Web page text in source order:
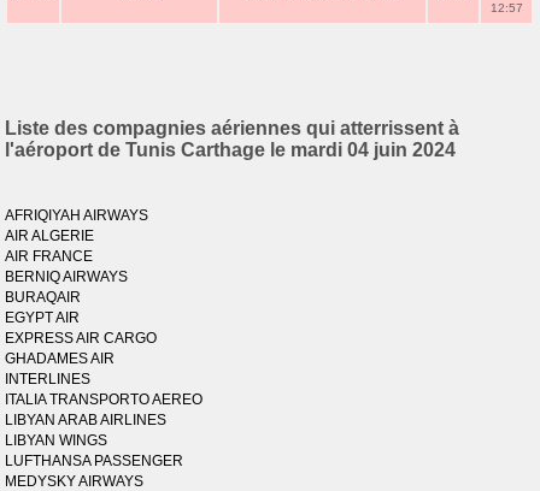
12:57
Liste des compagnies aériennes qui atterrissent à
l'aéroport de Tunis Carthage le mardi 04 juin 2024
AFRIQIYAH AIRWAYS
AIR ALGERIE
AIR FRANCE
BERNIQ AIRWAYS
BURAQAIR
EGYPT AIR
EXPRESS AIR CARGO
GHADAMES AIR
INTERLINES
ITALIA TRANSPORTO AEREO
LIBYAN ARAB AIRLINES
LIBYAN WINGS
LUFTHANSA PASSENGER
MEDYSKY AIRWAYS